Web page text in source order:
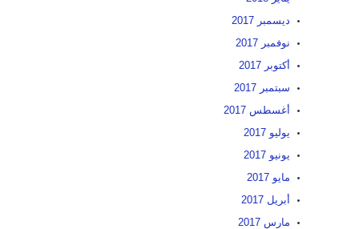
ديسمبر 2017
نوفمبر 2017
أكتوبر 2017
سبتمبر 2017
أغسطس 2017
يوليو 2017
يونيو 2017
مايو 2017
أبريل 2017
مارس 2017